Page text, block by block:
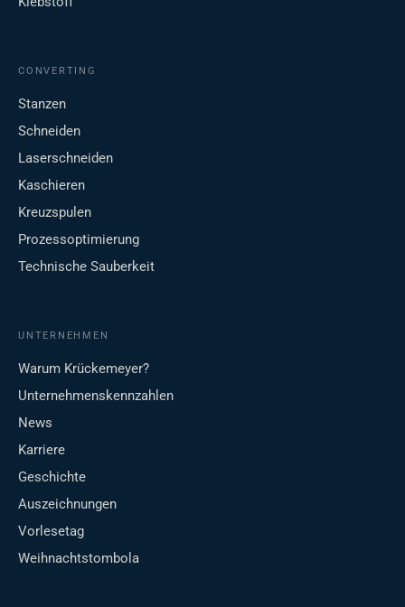
CONVERTING
Stanzen
Schneiden
Laserschneiden
Kaschieren
Kreuzspulen
Prozessoptimierung
Technische Sauberkeit
UNTERNEHMEN
Warum Krückemeyer?
Unternehmenskennzahlen
News
Karriere
Geschichte
Auszeichnungen
Vorlesetag
Weihnachtstombola